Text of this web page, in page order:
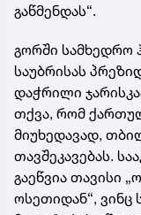
გაწმენდას“.
გორში სამხედრო
საუბრისას
დაჭრილი
თქვა, რომ
მიუხედავად,
თავშეკავებას.
გაეწვია თავისი
ოსეთიდან“, ვინც